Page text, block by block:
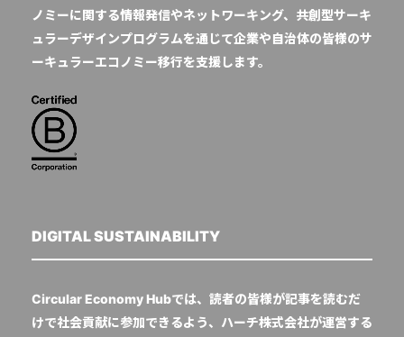
ノミーに関する情報発信やネットワーキング、共創型サーキ
ュラーデザインプログラムを通じて企業や自治体の皆様のサ
ーキュラーエコノミー移行を支援します。
DIGITAL SUSTAINABILITY
Circular Economy Hubでは、読者の皆様が記事を読むだ
けで社会貢献に参加できるよう、ハーチ株式会社が運営する